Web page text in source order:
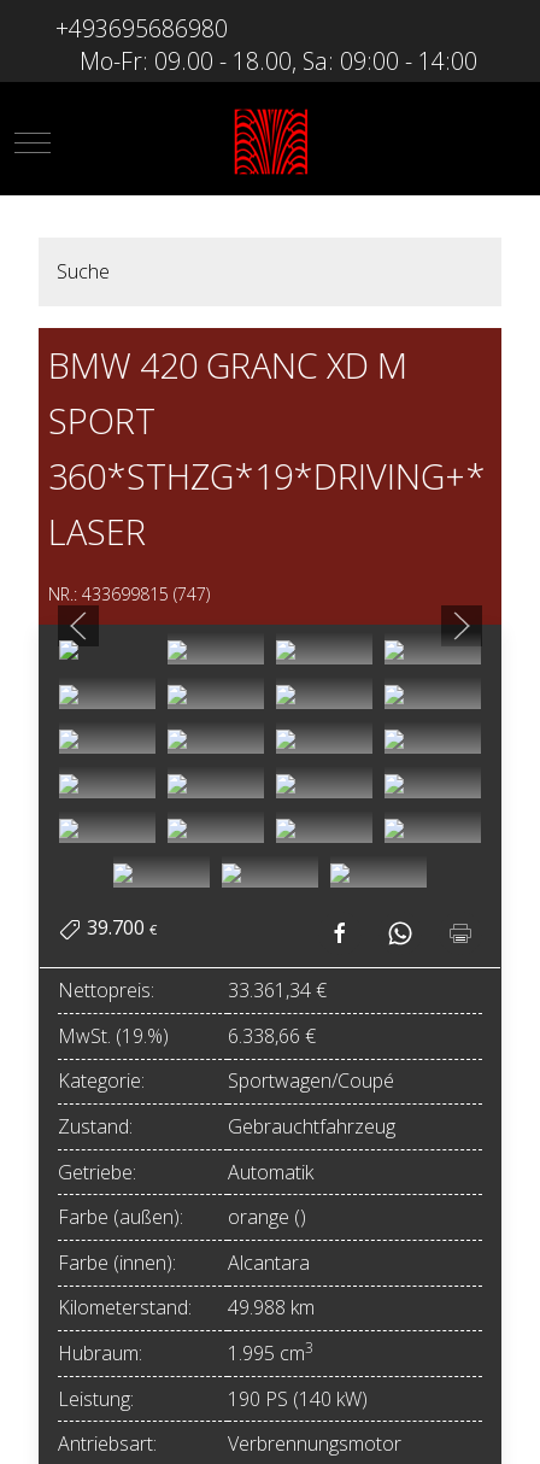
+493695686980
Mo-Fr: 09.00 - 18.00, Sa: 09:00 - 14:00
Mobile Menu Toggle
Suche
BMW 420 GRANC XD M
SPORT
360*STHZG*19*DRIVING+*
LASER
NR.: 433699815 (747)
39.700 €
Nettopreis:
33.361,34 €
MwSt. (19.%)
6.338,66 €
Kategorie:
Sportwagen/Coupé
Zustand:
Gebrauchtfahrzeug
Getriebe:
Automatik
Farbe (außen):
orange ()
Farbe (innen):
Alcantara
Kilometerstand:
49.988 km
Hubraum:
1.995 cm3
Leistung:
190 PS (140 kW)
Antriebsart:
Verbrennungsmotor